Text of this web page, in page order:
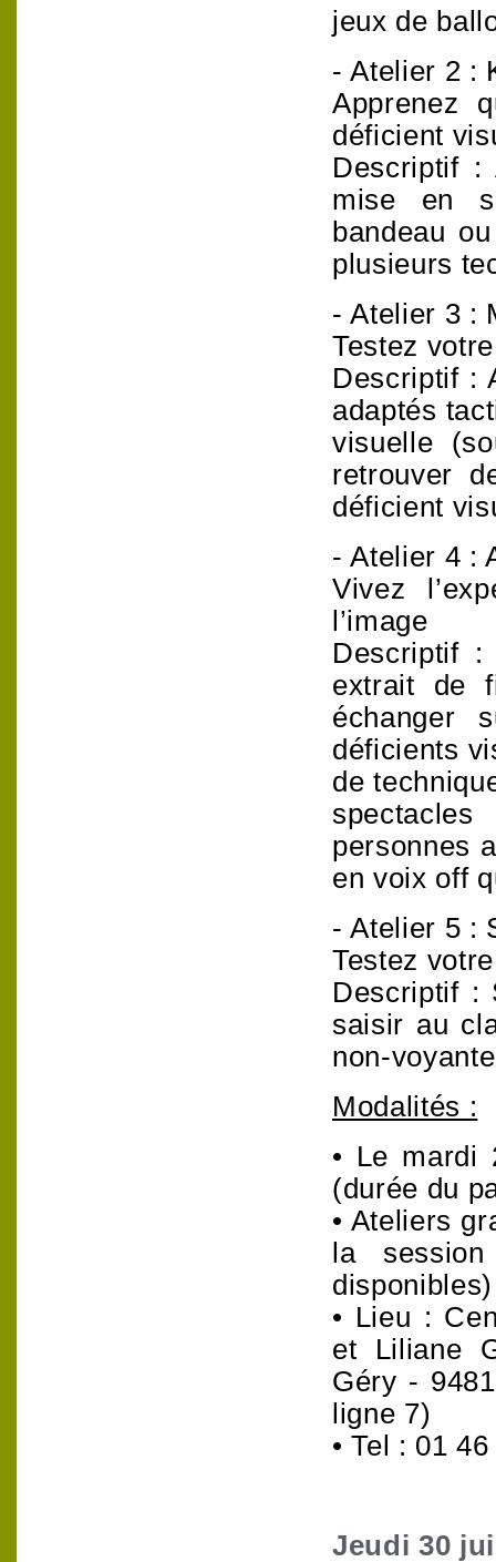
jeux de
- Atelier 2 :
Apprenez
déficient
Descriptif :
mise en
bandeau
plusieurs
- Atelier 3 :
Testez
Descriptif :
adaptés
visuelle
retrouver
déficient
- Atelier 4 :
Vivez
l’image
Descriptif :
extrait de
échanger
déficients
de
personnes
en voix off
- Atelier 5 :
Testez
Descriptif :
saisir au
non-
Modalités :
• Le mardi
(durée du
• Ateliers
la
• Lieu :
et Liliane
Géry -
ligne 7)
• Tel : 01
Jeudi 30